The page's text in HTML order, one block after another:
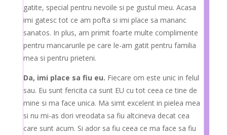
gatite, special pentru nevoile si pe gustul meu. Acasa
imi gatesc tot ce am pofta si imi place sa mananc
sanatos. In plus, am primit foarte multe complimente
pentru mancarurile pe care le-am gatit pentru familia
mea si pentru prieteni.
Da, imi place sa fiu eu. Fiecare om este unic in felul
sau. Eu sunt fericita ca sunt EU cu tot ceea ce tine de
mine si ma face unica. Ma simt excelent in pielea mea
si nu mi-as dori vreodata sa fiu altcineva decat cea
care sunt acum. Si ador sa fiu ceea ce ma face sa fiu